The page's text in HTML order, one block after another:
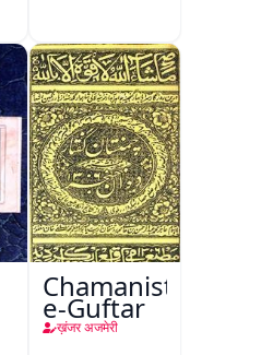
Chamanistan-
e-Guftar
ख़ंजर अजमेरी